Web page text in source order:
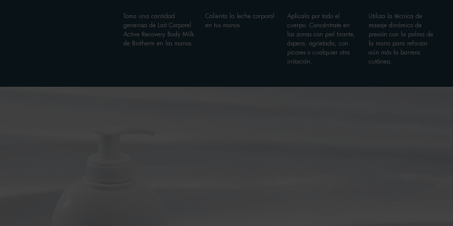
Toma una cantidad
generosa de Lait Corporel
Active Recovery Body Milk
de Biotherm en las manos.
Calienta la leche corporal
en tus manos
Aplícala por todo el
cuerpo. Concéntrate en
las zonas con piel tirante,
áspera, agrietada, con
picores o cualquier otra
irritación.
Utiliza la técnica de
masaje dinámico de
presión con la palma de
la mano para reforzar
aún más la barrera
cutánea.